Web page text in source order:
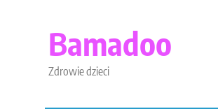
Bamadoo
Zdrowie dzieci